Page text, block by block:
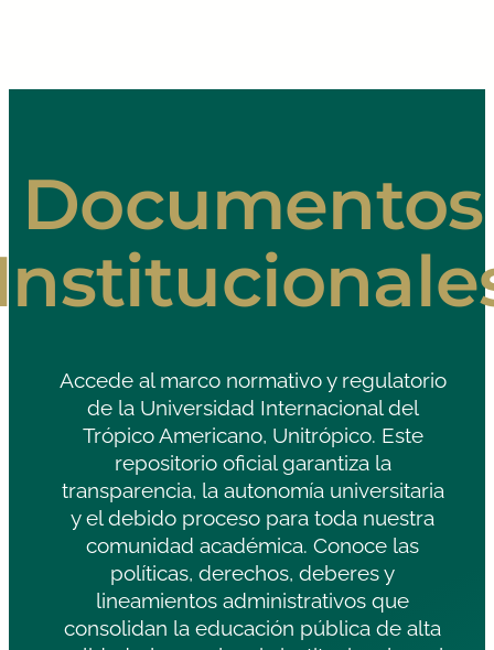
Documentos
Accede al marco normativo y regulatorio
de la Universidad Internacional del
Trópico Americano, Unitrópico. Este
repositorio oficial garantiza la
transparencia, la autonomía universitaria
y el debido proceso para toda nuestra
comunidad académica. Conoce las
políticas, derechos, deberes y
lineamientos administrativos que
consolidan la educación pública de alta